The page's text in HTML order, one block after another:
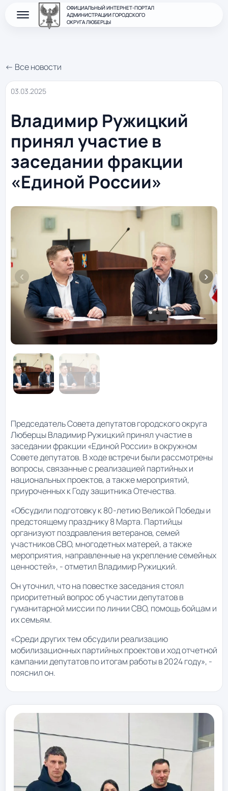
ОФИЦИАЛЬНЫЙ ИНТЕРНЕТ-ПОРТАЛ
АДМИНИСТРАЦИИ ГОРОДСКОГО
ОКРУГА ЛЮБЕРЦЫ
← Все новости
03.03.2025
Владимир Ружицкий
принял участие в
заседании фракции
«Единой России»
Председатель Совета депутатов городского округа
Люберцы Владимир Ружицкий принял участие в
заседании фракции «Единой России» в окружном
Совете депутатов. В ходе встречи были рассмотрены
вопросы, связанные с реализацией партийных и
национальных проектов, а также мероприятий,
приуроченных к Году защитника Отечества.
«Обсудили подготовку к 80-летию Великой Победы и
предстоящему празднику 8 Марта. Партийцы
организуют поздравления ветеранов, семей
участников СВО, многодетных матерей, а также
мероприятия, направленные на укрепление семейных
ценностей», - отметил Владимир Ружицкий.
Он уточнил, что на повестке заседания стоял
приоритетный вопрос об участии депутатов в
гуманитарной миссии по линии СВО, помощь бойцам и
их семьям.
«Среди других тем обсудили реализацию
мобилизационных партийных проектов и ход отчетной
кампании депутатов по итогам работы в 2024 году», -
пояснил он.